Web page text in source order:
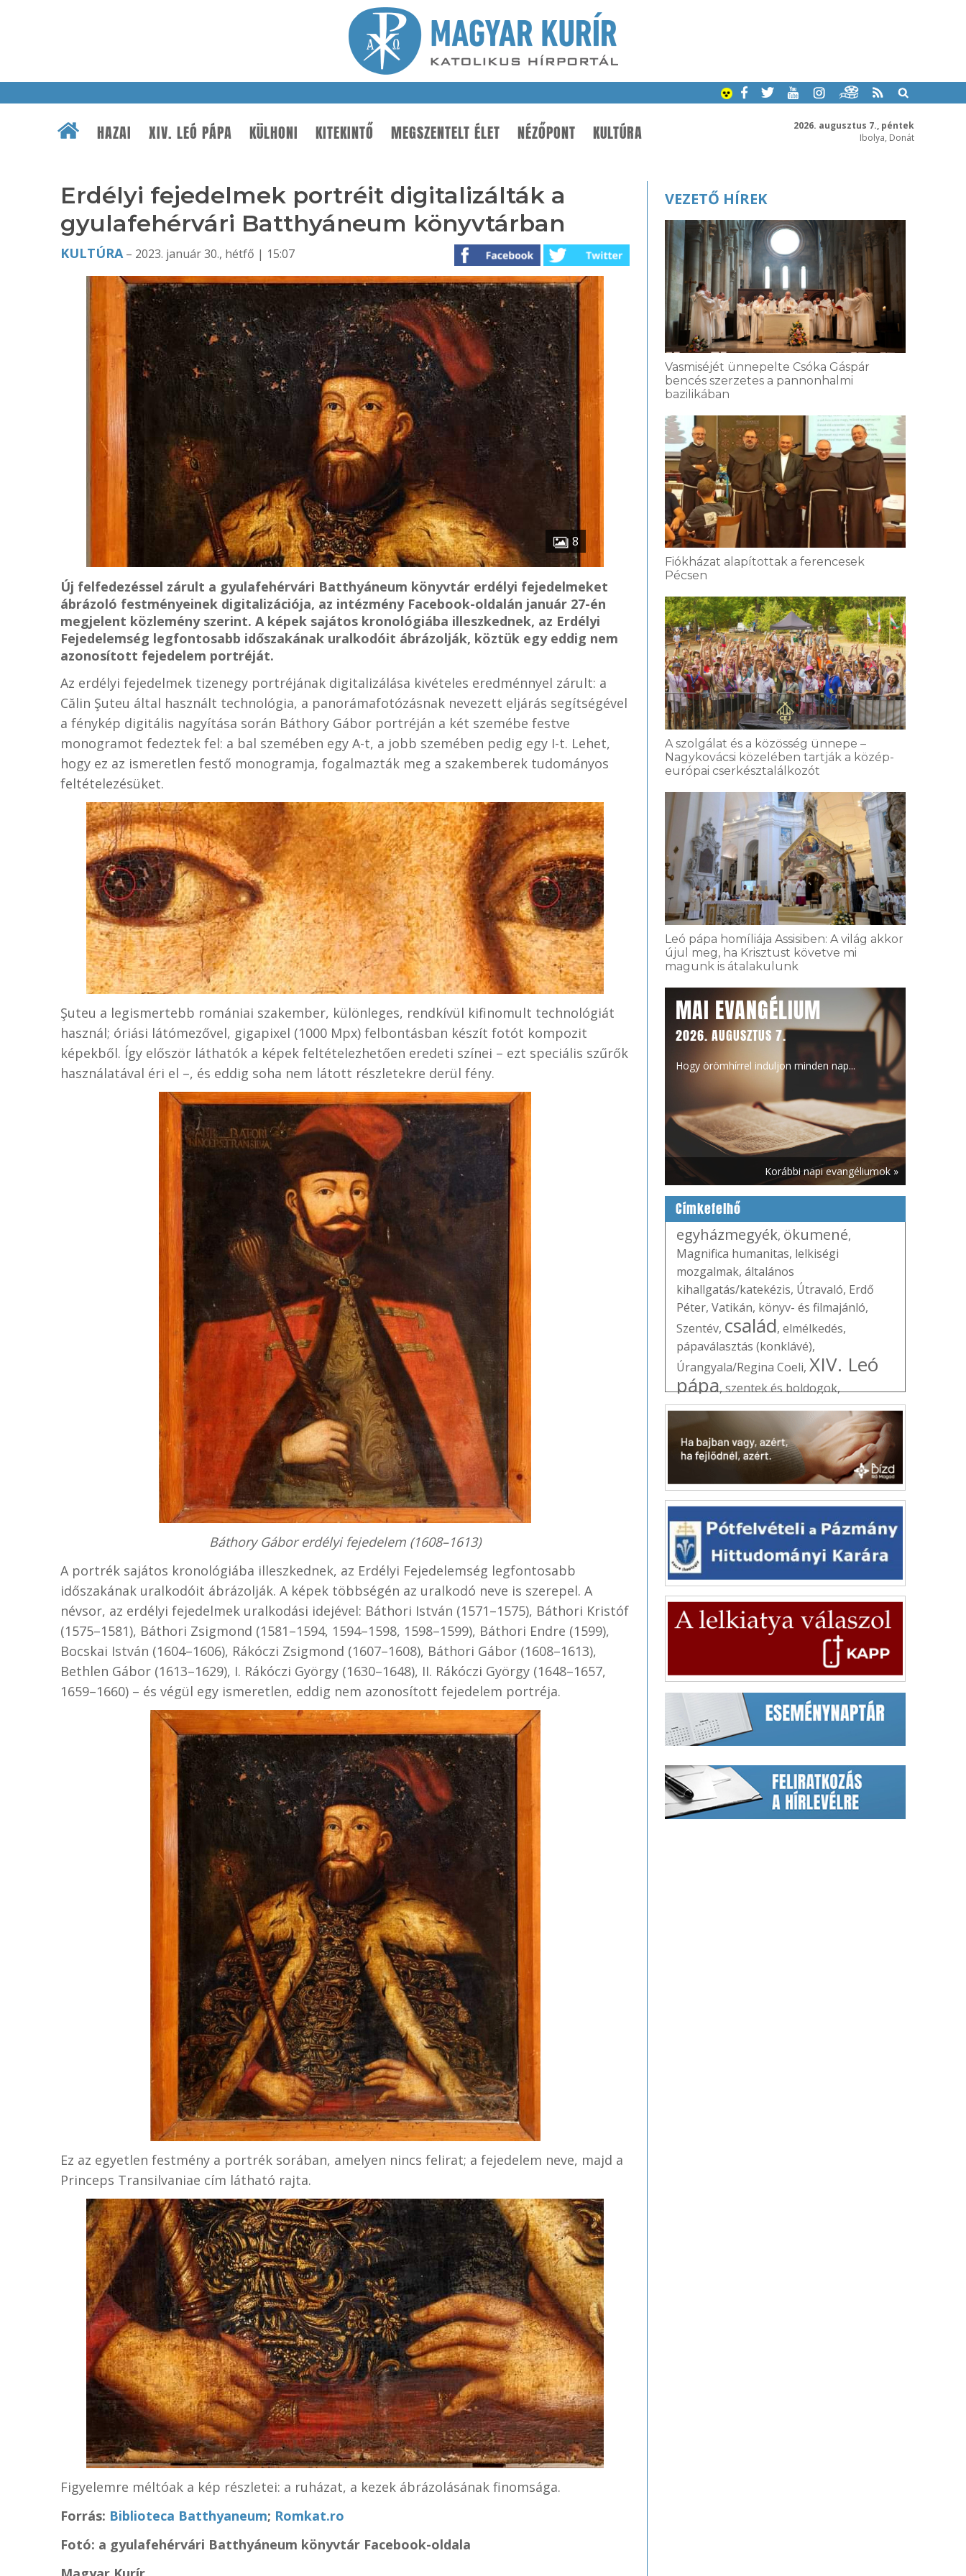
2026. augusztus 7., péntek
Ibolya, Donát
HAZAI XIV. LEÓ PÁPA KÜLHONI KITEKINTŐ MEGSZENTELT ÉLET NÉZŐPONT KULTÚRA
Erdélyi fejedelmek portréit digitalizálták a
gyulafehérvári Batthyáneum könyvtárban
KULTÚRA– 2023. január 30., hétfő | 15:07
8
Új felfedezéssel zárult a gyulafehérvári Batthyáneum könyvtár erdélyi fejedelmeket
ábrázoló festményeinek digitalizációja, az intézmény Facebook-oldalán január 27-én
megjelent közlemény szerint. A képek sajátos kronológiába illeszkednek, az Erdélyi
Fejedelemség legfontosabb időszakának uralkodóit ábrázolják, köztük egy eddig nem
azonosított fejedelem portréját.
Az erdélyi fejedelmek tizenegy portréjának digitalizálása kivételes eredménnyel zárult: a
Călin Şuteu által használt technológia, a panorámafotózásnak nevezett eljárás segítségével
a fénykép digitális nagyítása során Báthory Gábor portréján a két szemébe festve
monogramot fedeztek fel: a bal szemében egy A-t, a jobb szemében pedig egy I-t. Lehet,
hogy ez az ismeretlen festő monogramja, fogalmazták meg a szakemberek tudományos
feltételezésüket.
Şuteu a legismertebb romániai szakember, különleges, rendkívül kifinomult technológiát
használ; óriási látómezővel, gigapixel (1000 Mpx) felbontásban készít fotót kompozit
képekből. Így először láthatók a képek feltételezhetően eredeti színei – ezt speciális szűrők
használatával éri el –, és eddig soha nem látott részletekre derül fény.
Báthory Gábor erdélyi fejedelem (1608–1613)
A portrék sajátos kronológiába illeszkednek, az Erdélyi Fejedelemség legfontosabb
időszakának uralkodóit ábrázolják. A képek többségén az uralkodó neve is szerepel. A
névsor, az erdélyi fejedelmek uralkodási idejével: Báthori István (1571–1575), Báthori Kristóf
(1575–1581), Báthori Zsigmond (1581–1594, 1594–1598, 1598–1599), Báthori Endre (1599),
Bocskai István (1604–1606), Rákóczi Zsigmond (1607–1608), Báthori Gábor (1608–1613),
Bethlen Gábor (1613–1629), I. Rákóczi György (1630–1648), II. Rákóczi György (1648–1657,
1659–1660) – és végül egy ismeretlen, eddig nem azonosított fejedelem portréja.
Ez az egyetlen festmény a portrék sorában, amelyen nincs felirat; a fejedelem neve, majd a
Princeps Transilvaniae cím látható rajta.
Figyelemre méltóak a kép részletei: a ruházat, a kezek ábrázolásának finomsága.
Forrás: Biblioteca Batthyaneum; Romkat.ro
Fotó: a gyulafehérvári Batthyáneum könyvtár Facebook-oldala
VEZETŐ HÍREK
Vasmiséjét ünnepelte Csóka Gáspár
bencés szerzetes a pannonhalmi
bazilikában
Fiókházat alapítottak a ferencesek
Pécsen
A szolgálat és a közösség ünnepe –
Nagykovácsi közelében tartják a közép-
európai cserkésztalálkozót
Leó pápa homíliája Assisiben: A világ akkor
újul meg, ha Krisztust követve mi
magunk is átalakulunk
MAI EVANGÉLIUM
2026. AUGUSZTUS 7.
Hogy örömhírrel induljon minden nap...
Korábbi napi evangéliumok »
Címkefelhő
egyházmegyék, ökumené,
Magnifica humanitas, lelkiségi
mozgalmak, általános
kihallgatás/katekézis, Útravaló, Erdő
Péter, Vatikán, könyv- és filmajánló,
Szentév, család, elmélkedés,
pápaválasztás (konklávé),
Úrangyala/Regina Coeli, XIV. Leó
pápa,szentek és boldogok,
liturgikus jegyzet,ifjúság